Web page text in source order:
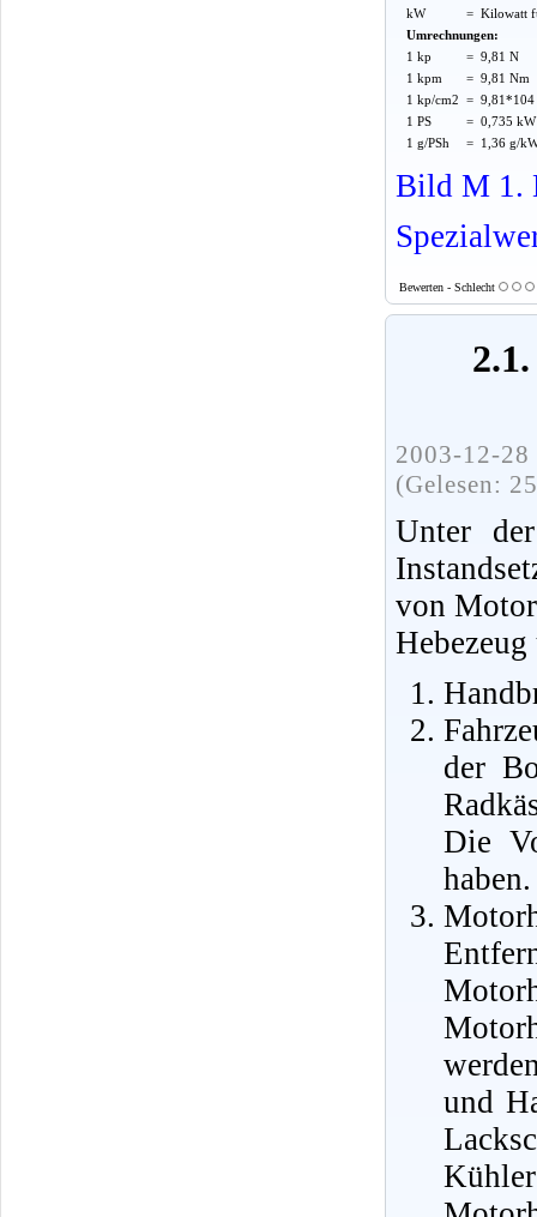
kW
= Kilowatt
Umrechnungen:
1 kp
= 9,81 N
1 kpm
= 9,81 Nm
1 kp/cm2 = 9,81*104
1 PS
= 0,735 kW
1 g/PSh
= 1,36 g/
Bild M 1.
Bewerten - Schlecht
2003-12-
(Gelesen:
Unter
von
der
Die
haben.
und